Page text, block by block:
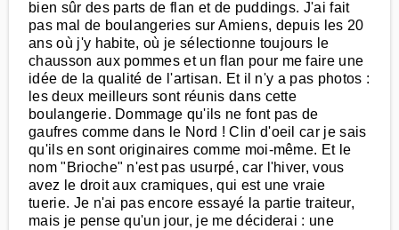
bien sûr des parts de flan et de puddings. J'ai fait
pas mal de boulangeries sur Amiens, depuis les 20
ans où j'y habite, où je sélectionne toujours le
chausson aux pommes et un flan pour me faire une
idée de la qualité de l'artisan. Et il n'y a pas photos :
les deux meilleurs sont réunis dans cette
boulangerie. Dommage qu'ils ne font pas de
gaufres comme dans le Nord ! Clin d'oeil car je sais
qu'ils en sont originaires comme moi-même. Et le
nom "Brioche" n'est pas usurpé, car l'hiver, vous
avez le droit aux cramiques, qui est une vraie
tuerie. Je n'ai pas encore essayé la partie traiteur,
mais je pense qu'un jour, je me déciderai : une